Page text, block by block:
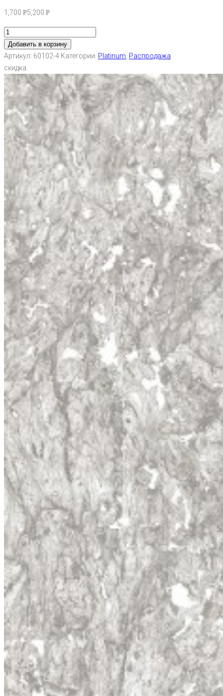
1,700 Р5,200 Р
Добавить в корзину
Артикул: 60102-4 Категории: Platinum Распродажа
скидка